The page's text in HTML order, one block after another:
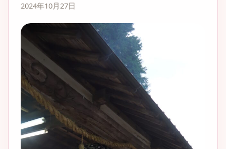
2024年10月27日